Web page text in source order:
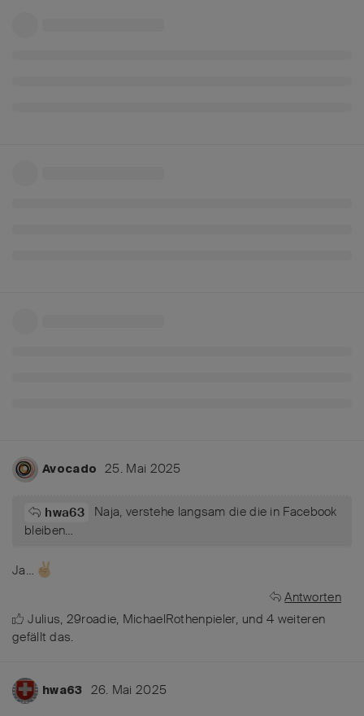
Avocado 25. Mai 2025
hwa63
Naja, verstehe langsam die die in Facebook
bleiben…
Ja…
Antworten
Julius, 29roadie, MichaelRothenpieler, und4 weiteren
gefällt das.
hwa63 26. Mai 2025